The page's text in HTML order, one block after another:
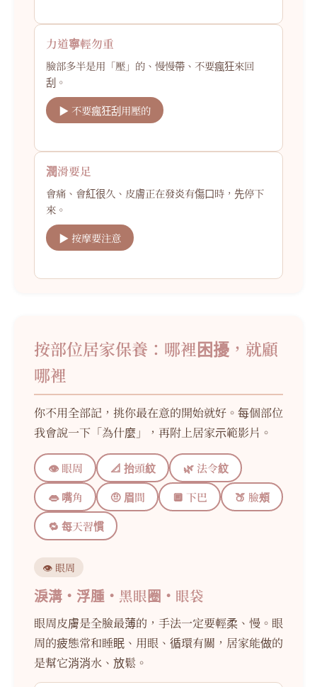
力道寧輕勿重
臉部多半是用「壓」的、慢慢帶、不要瘋狂來回
刮。
▶ 不要瘋狂刮用壓的
潤滑要足
會痛、會紅很久、皮膚正在發炎有傷口時，先停下
來。
▶ 按摩要注意
按部位居家保養：哪裡困擾，就顧
哪裡
你不用全部記，挑你最在意的開始就好。每個部位
我會說一下「為什麼」，再附上居家示範影片。
👁 眼周 📐 抬頭紋
🌿 法令紋
👄 嘴角
🤨 眉間 🔲 下巴
🍑 臉頰
🔁 每天習慣
👁 眼周
淚溝・浮腫・黑眼圈・眼袋
眼周皮膚是全臉最薄的，手法一定要輕柔、慢。眼
周的疲態常和睡眠、用眼、循環有關，居家能做的
是幫它消消水、放鬆。